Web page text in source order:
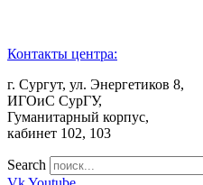
Контакты центра:
г. Сургут, ул. Энергетиков 8,
ИГОиС СурГУ,
Гуманитарный корпус,
кабинет 102, 103
Search